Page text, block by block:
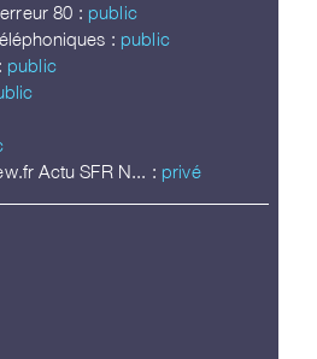
80 : public
: public
public
Actu SFR N... : privé